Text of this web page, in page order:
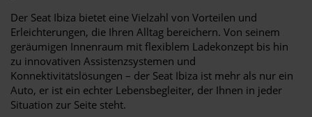
Der Seat Ibiza bietet eine Vielzahl von Vorteilen und
Erleichterungen, die Ihren Alltag bereichern. Von seinem
geräumigen Innenraum mit flexiblem Ladekonzept bis hin
zu innovativen Assistenzsystemen und
Konnektivitätslösungen – der Seat Ibiza ist mehr als nur ein
Auto, er ist ein echter Lebensbegleiter, der Ihnen in jeder
Situation zur Seite steht.